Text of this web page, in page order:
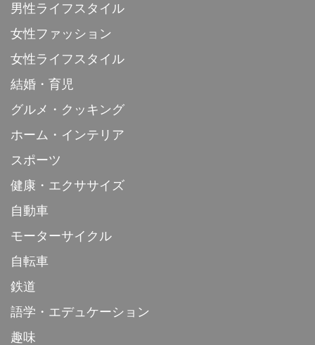
男性ライフスタイル
女性ファッション
女性ライフスタイル
結婚・育児
グルメ・クッキング
ホーム・インテリア
スポーツ
健康・エクササイズ
自動車
モーターサイクル
自転車
鉄道
語学・エデュケーション
趣味